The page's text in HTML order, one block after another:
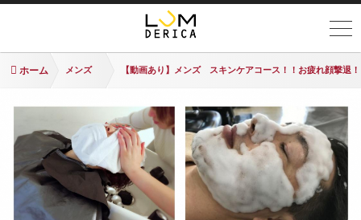
ホーム メンズ 【動画あり】メンズ スキンケアコース！！お疲れ顔撃退！